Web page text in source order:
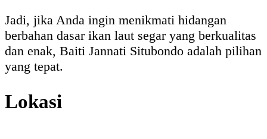
Jadi, jika Anda ingin menikmati hidangan
berbahan dasar ikan laut segar yang berkualitas
dan enak, Baiti Jannati Situbondo adalah pilihan
yang tepat.
Lokasi